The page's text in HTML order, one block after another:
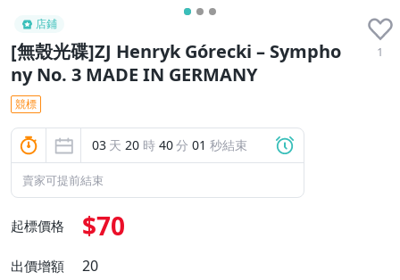
店鋪
[無殼光碟]ZJ Henryk Górecki – Sympho
ny No. 3 MADE IN GERMANY
1
競標
03 天 20 時 40分 00 秒結束
賣家可提前結束
起標價格 $70
出價增額 20